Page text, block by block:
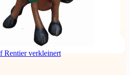
Rentier verkleinert